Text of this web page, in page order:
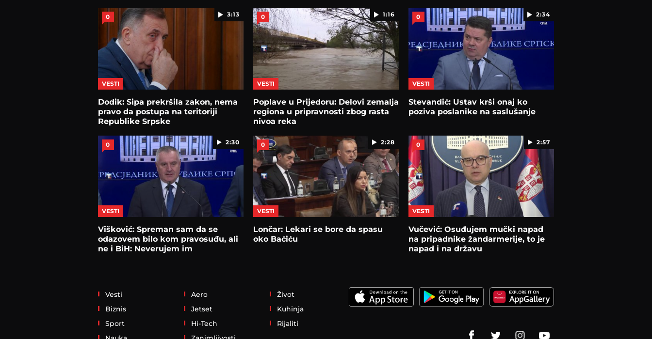
3:13
0
VESTI
Dodik: Sipa prekršila zakon, nema
pravo da postupa na teritoriji
Republike Srpske
1:16
0
VESTI
Poplave u Prijedoru: Delovi zemalja
regiona u pripravnosti zbog rasta
nivoa reka
2:34
0
VESTI
Stevandić: Ustav krši onaj ko
poziva poslanike na saslušanje
2:30
0
VESTI
Višković: Spreman sam da se
odazovem bilo kom pravosuđu, ali
ne i BiH: Neverujem im
2:28
0
VESTI
Lončar: Lekari se bore da spasu
oko Baćiću
2:57
0
VESTI
Vučević: Osuđujem mučki napad
na pripadnike žandarmerije, to je
napad i na državu
Vesti
Biznis
Sport
Aero
Jetset
Hi-Tech
Život
Kuhinja
Rijaliti